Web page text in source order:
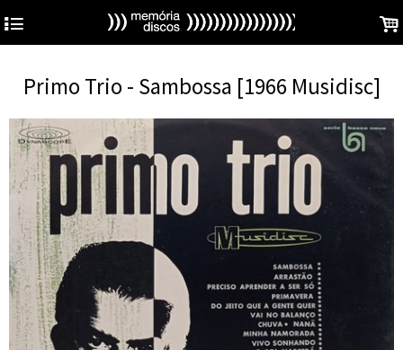
4 .
Primo Trio - Sambossa [1966 Musidisc]